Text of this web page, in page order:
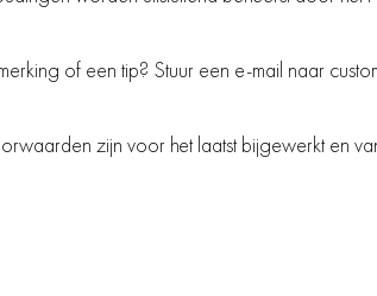
of een tip? Stuur een e-mail naar
zijn voor het laatst bijgewerkt en